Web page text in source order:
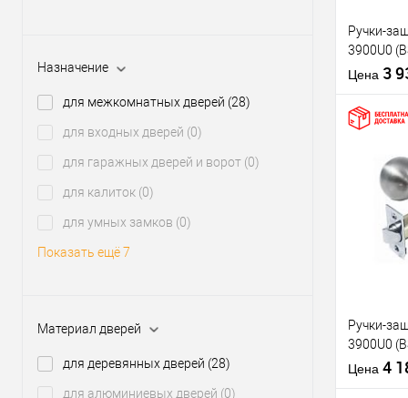
Назначение
для межкомнатных дверей (28)
для входных дверей (0)
для гаражных дверей и ворот (0)
для калиток (0)
для умных замков (0)
Показать ещё 7
Материал дверей
для деревянных дверей (28)
для алюминиевых дверей (0)
Материал
Страна
Тип
Ручки-
3900U0
матовая
Цена 3
клик
В
Материал
Страна
Ручки-
3900U0
Цена 4